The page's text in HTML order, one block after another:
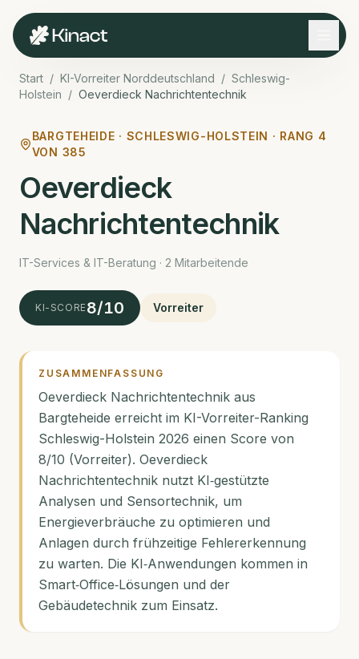
Start / KI-Vorreiter Norddeutschland / Schleswig-
Holstein / Oeverdieck Nachrichtentechnik
BARGTEHEIDE · SCHLESWIG-HOLSTEIN · RANG 4
VON 385
Oeverdieck
Nachrichtentechnik
IT-Services & IT-Beratung · 2 Mitarbeitende
KI-SCORE8/10 Vorreiter
ZUSAMMENFASSUNG
Oeverdieck Nachrichtentechnik aus
Bargteheide erreicht im KI-Vorreiter-Ranking
Schleswig-Holstein 2026 einen Score von
8/10 (Vorreiter). Oeverdieck
Nachrichtentechnik nutzt KI‑gestützte
Analysen und Sensortechnik, um
Energieverbräuche zu optimieren und
Anlagen durch frühzeitige Fehlererkennung
zu warten. Die KI‑Anwendungen kommen in
Smart‑Office‑Lösungen und der
Gebäudetechnik zum Einsatz.